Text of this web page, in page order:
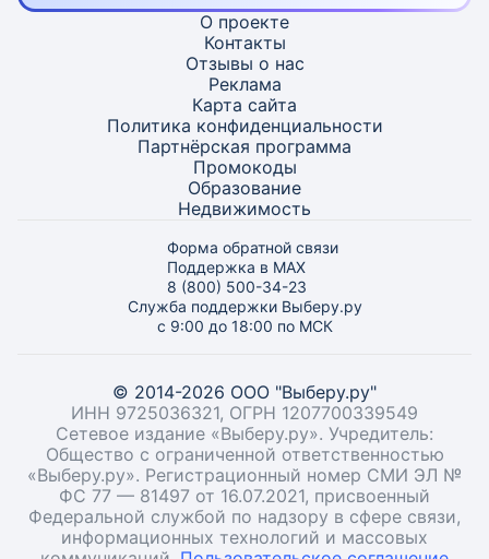
О проекте
Контакты
Отзывы о нас
Реклама
Карта сайта
Политика конфиденциальности
Партнёрская программа
Промокоды
Образование
Недвижимость
Форма обратной связи
Поддержка в MAX
8 (800) 500-34-23
Служба поддержки Выберу.ру
с 9:00 до 18:00 по МСК
© 2014-2026 ООО "Выберу.ру"
ИНН 9725036321, ОГРН 1207700339549
Сетевое издание «Выберу.ру». Учредитель:
Общество с ограниченной ответственностью
«Выберу.ру». Регистрационный номер СМИ ЭЛ №
ФС 77 — 81497 от 16.07.2021, присвоенный
Федеральной службой по надзору в сфере связи,
информационных технологий и массовых